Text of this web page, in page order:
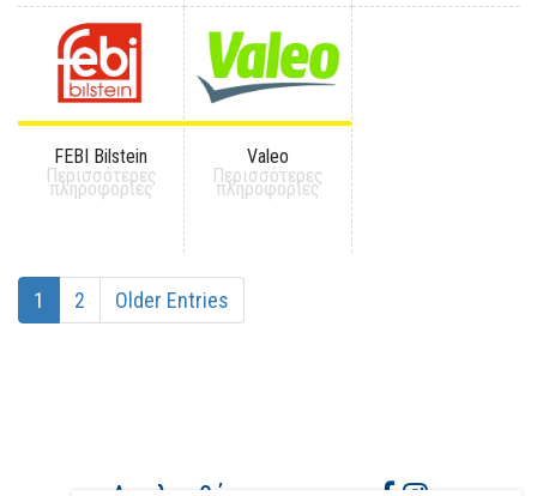
FEBI Bilstein
Περισσότερες
πληροφορίες
Valeo
Περισσότερες
πληροφορίες
1 2 Older Entries